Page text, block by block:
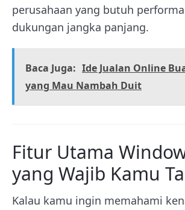
perusahaan yang butuh
dukungan jangka panjang.
Baca Juga: Ide Jualan Online
yang Mau Nambah Duit
Fitur Utama
yang Wajib Kamu
Kalau kamu ingin memahami